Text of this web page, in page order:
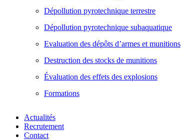
Dépollution pyrotechnique terrestre
Dépollution pyrotechnique subaquatique
Evaluation des dépôts d’armes et munitions
Destruction des stocks de munitions
Évaluation des effets des explosions
Formations
Actualités
Recrutement
Contact